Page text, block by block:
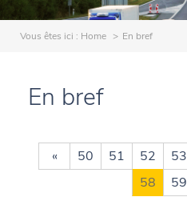
Vous êtes ici : Home En bref
En bref
« 50 51 52 53
58
59